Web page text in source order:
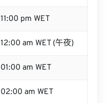
11:00 pm WET
12:00 am WET (午夜)
01:00 am WET
02:00 am WET